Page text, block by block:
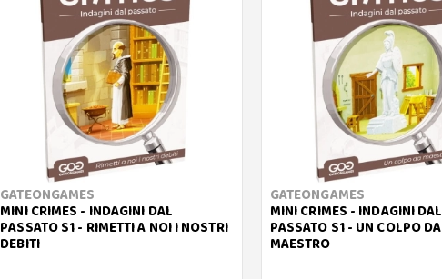
GATEONGAMES
MINI CRIMES - INDAGINI DAL
PASSATO S1 - RIMETTI A NOI I NOSTRI
DEBITI
GATEONGAMES
MINI CRIMES - INDAGINI DAL
PASSATO S1 - UN COLPO DA
MAESTRO